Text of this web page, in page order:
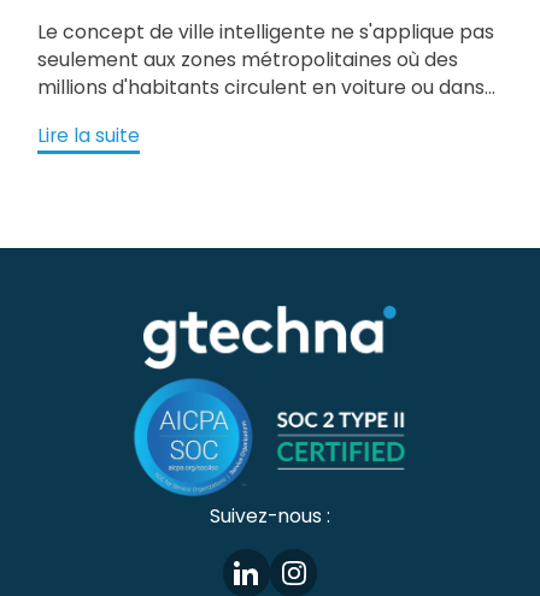
Le concept de ville intelligente ne s'applique pas
seulement aux zones métropolitaines où des
millions d'habitants circulent en voiture ou dans
peuvent tout aussi bien utiliser la technologie
Lire la suite
Suivez-nous :